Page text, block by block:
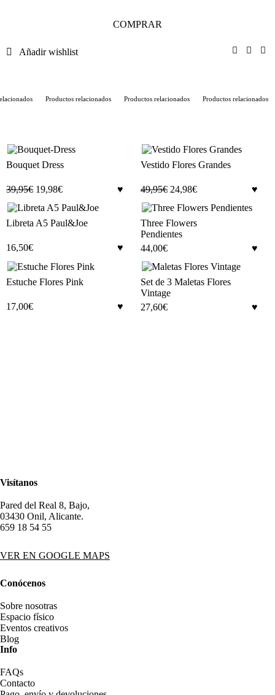
COMPRAR
Añadir wishlist
Productos relacionados Productos relacionados Productos relacionados
Bouquet Dress
39,95€ 19,98€
Vestido Flores Grandes
49,95€ 24,98€
Libreta A5 Paul&Joe
16,50€
Three Flowers
Pendientes
44,00€
Estuche Flores Pink
17,00€
Set de 3 Maletas Flores
Vintage
27,60€
Visítanos
Pared del Real 8, Bajo,
03430 Onil, Alicante.
659 18 54 55
VER EN GOOGLE MAPS
Conócenos
Sobre nosotras
Espacio físico
Eventos creativos
Blog
Info
FAQs
Contacto